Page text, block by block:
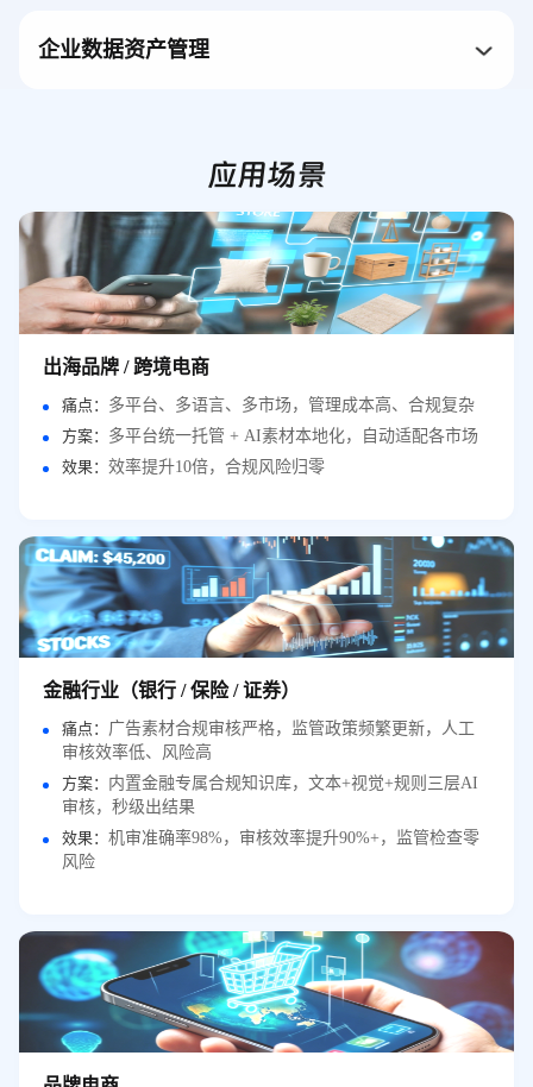
企业数据资产管理
应用场景
出海品牌 / 跨境电商
痛点： 多平台、多语言、多市场，管理成本高、合规复杂
方案： 多平台统一托管 + AI素材本地化，自动适配各市场
效果： 效率提升10倍，合规风险归零
金融行业（银行 / 保险 / 证券）
痛点： 广告素材合规审核严格，监管政策频繁更新，人工
审核效率低、风险高
方案： 内置金融专属合规知识库，文本+视觉+规则三层AI
审核，秒级出结果
效果： 机审准确率98%，审核效率提升90%+，监管检查零
风险